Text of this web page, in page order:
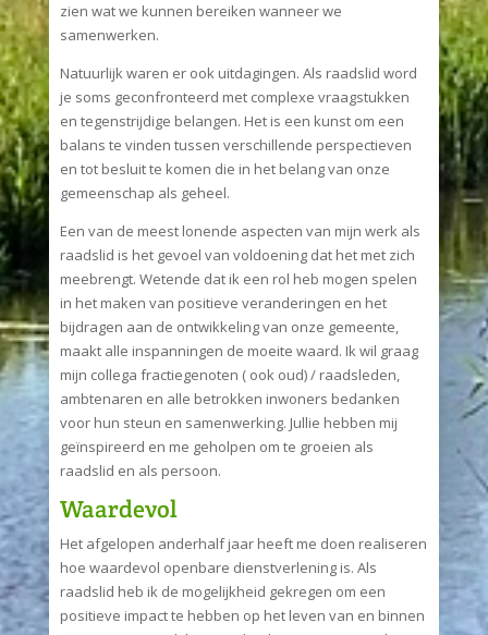
zien wat we kunnen bereiken wanneer we
samenwerken.
Natuurlijk waren er ook uitdagingen. Als raadslid word
je soms geconfronteerd met complexe vraagstukken
en tegenstrijdige belangen. Het is een kunst om een
balans te vinden tussen verschillende perspectieven
en tot besluit te komen die in het belang van onze
gemeenschap als geheel.
Een van de meest lonende aspecten van mijn werk als
raadslid is het gevoel van voldoening dat het met zich
meebrengt. Wetende dat ik een rol heb mogen spelen
in het maken van positieve veranderingen en het
bijdragen aan de ontwikkeling van onze gemeente,
maakt alle inspanningen de moeite waard. Ik wil graag
mijn collega fractiegenoten ( ook oud) / raadsleden,
ambtenaren en alle betrokken inwoners bedanken
voor hun steun en samenwerking. Jullie hebben mij
geïnspireerd en me geholpen om te groeien als
raadslid en als persoon.
Waardevol
Het afgelopen anderhalf jaar heeft me doen realiseren
hoe waardevol openbare dienstverlening is. Als
raadslid heb ik de mogelijkheid gekregen om een
positieve impact te hebben op het leven van en binnen